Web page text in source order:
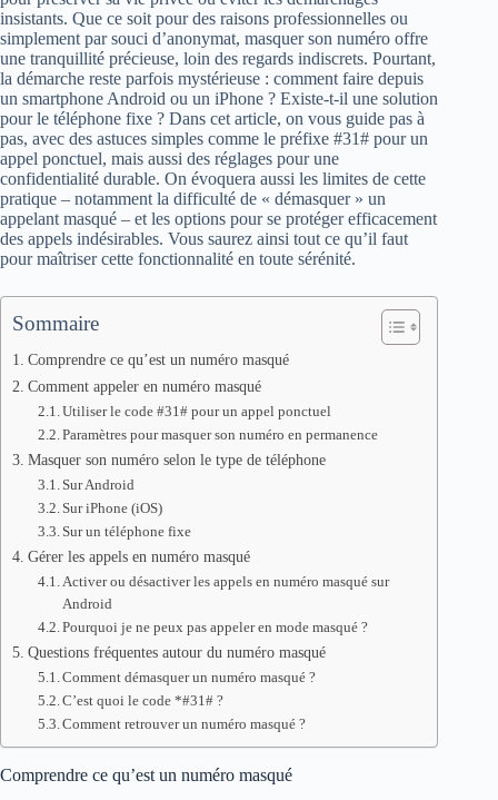
insistants. Que ce soit pour des raisons professionnelles ou
simplement par souci d’anonymat, masquer son numéro offre
une tranquillité précieuse, loin des regards indiscrets. Pourtant,
la démarche reste parfois mystérieuse : comment faire depuis
un smartphone Android ou un iPhone ? Existe-t-il une solution
pour le téléphone fixe ? Dans cet article, on vous guide pas à
pas, avec des astuces simples comme le préfixe #31# pour un
appel ponctuel, mais aussi des réglages pour une
confidentialité durable. On évoquera aussi les limites de cette
pratique – notamment la difficulté de « démasquer » un
appelant masqué – et les options pour se protéger efficacement
des appels indésirables. Vous saurez ainsi tout ce qu’il faut
pour maîtriser cette fonctionnalité en toute sérénité.
Sommaire
Comprendre ce qu’est un numéro masqué
Comment appeler en numéro masqué
Utiliser le code #31# pour un appel ponctuel
Paramètres pour masquer son numéro en permanence
Masquer son numéro selon le type de téléphone
Sur Android
Sur iPhone (iOS)
Sur un téléphone fixe
Gérer les appels en numéro masqué
Activer ou désactiver les appels en numéro masqué sur
Android
Pourquoi je ne peux pas appeler en mode masqué ?
Questions fréquentes autour du numéro masqué
Comment démasquer un numéro masqué ?
C’est quoi le code *#31# ?
Comment retrouver un numéro masqué ?
Comprendre ce qu’est un numéro masqué